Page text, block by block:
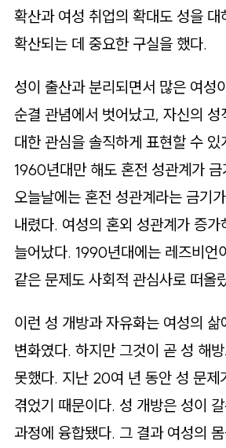
확산과 여성 취업의 확대도 성을
확산되는 데 중요한 구실을 했다.
성이 출산과 분리되면서 많은 여성
순결 관념에서 벗어났고, 자신의 성
대한 관심을 솔직하게 표현할 수 있
1960년대만 해도 혼전 성관계가
오늘날에는 혼전 성관계라는 금기
내렸다. 여성의 혼외 성관계가 증가
늘어났다. 1990년대에는 레즈비언
같은 문제도 사회적 관심사로 떠올
이런 성 개방과 자유화는 여성의 삶
변화였다. 하지만 그것이 곧 성 해
못했다. 지난 20여 년 동안 성 문제
겪었기 때문이다. 성 개방은 성이
과정에 융합됐다. 그 결과 여성의